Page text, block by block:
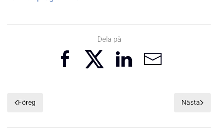
Dela på
Föreg Nästa